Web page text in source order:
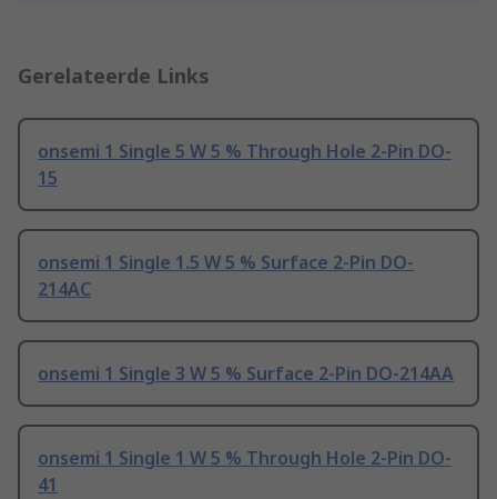
Gerelateerde Links
onsemi 1 Single 5 W 5 % Through Hole 2-Pin DO-
15
onsemi 1 Single 1.5 W 5 % Surface 2-Pin DO-
214AC
onsemi 1 Single 3 W 5 % Surface 2-Pin DO-214AA
onsemi 1 Single 1 W 5 % Through Hole 2-Pin DO-
41